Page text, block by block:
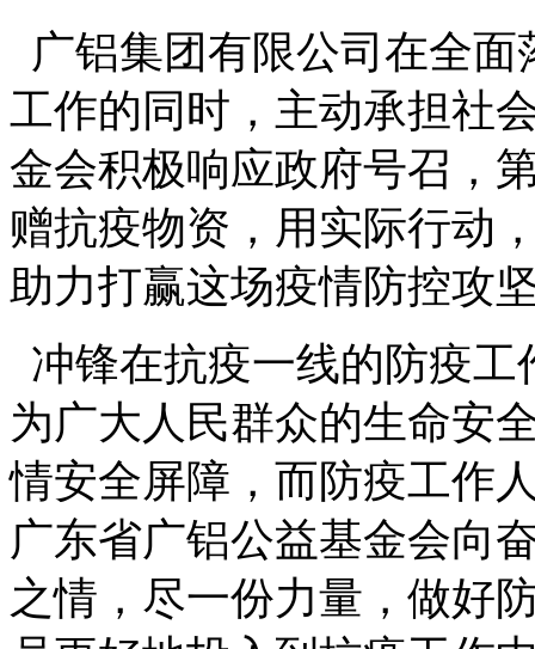
广铝集团有限公司在全
工作的同时，主动承担社
金会积极响应政府号召，
赠抗疫物资，用实际行动
助力打赢这场疫情防控攻
冲锋在抗疫一线的防疫
为广大人民群众的生命安
情安全屏障，而防疫工作
广东省广铝公益基金会向
之情，尽一份力量，做好